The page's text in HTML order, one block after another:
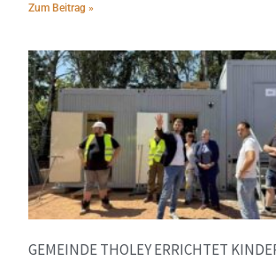
Zum Beitrag »
GEMEINDE THOLEY ERRICHTET